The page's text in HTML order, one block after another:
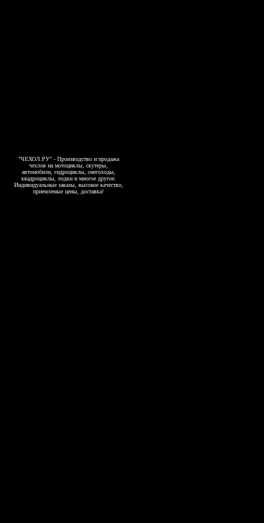
"ЧЕХОЛ.РУ" - Производство и продажа
чехлов на мотоциклы, скутеры,
автомобили, гидроциклы, снегоходы,
квадроциклы, лодки и многое другое.
Индивидуальные заказы, высокое качество,
приемлемые цены, доставка!